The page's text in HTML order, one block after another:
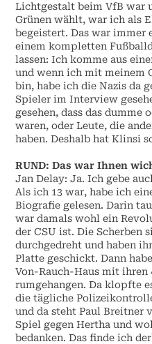
Lichtgestalt beim VfB war
Grünen wählt, war ich als
begeistert. Das war immer
einem kompletten
lassen: Ich komme aus
und wenn ich mit meinem
bin, habe ich die Nazis da
Spieler im Interview
gesehen, dass das dumme
waren, oder Leute, die
haben. Deshalb hat Klinsi
RUND: Das war Ihnen
Jan Delay: Ja. Ich gebe
Als ich 13 war, habe ich
Biografie gelesen. Darin
war damals wohl ein
der CSU ist. Die Scherben
durchgedreht und haben
Platte geschickt. Dann
Von-Rauch-Haus mit ihren
rumgehangen. Da klopfte
die tägliche
und da steht Paul Breitner
Spiel gegen Hertha und
bedanken. Das finde ich